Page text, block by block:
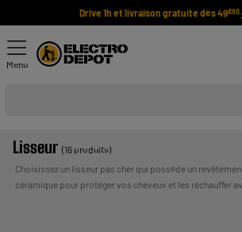
Drive 1h et livraison gratuite dès 49€90
Menu
Lisseur (16 produits)
Choisissez un lisseur pas cher qui possède un
céramique pour protéger vos cheveux et les réchauffer
abîmer. Le fer à lisser est prêt en quelques minutes